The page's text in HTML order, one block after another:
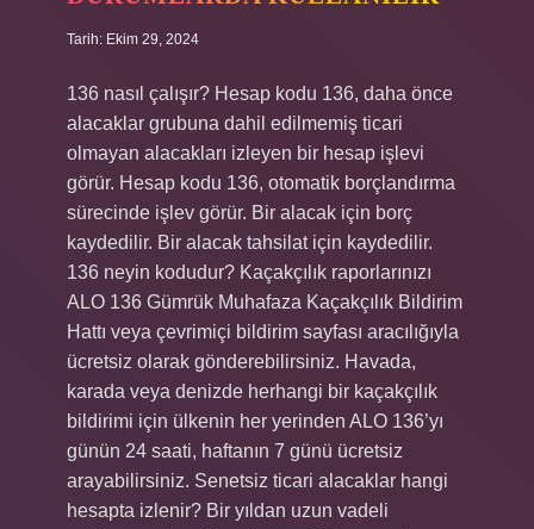
Tarih: Ekim 29, 2024
136 nasıl çalışır? Hesap kodu 136, daha önce
alacaklar grubuna dahil edilmemiş ticari
olmayan alacakları izleyen bir hesap işlevi
görür. Hesap kodu 136, otomatik borçlandırma
sürecinde işlev görür. Bir alacak için borç
kaydedilir. Bir alacak tahsilat için kaydedilir.
136 neyin kodudur? Kaçakçılık raporlarınızı
ALO 136 Gümrük Muhafaza Kaçakçılık Bildirim
Hattı veya çevrimiçi bildirim sayfası aracılığıyla
ücretsiz olarak gönderebilirsiniz. Havada,
karada veya denizde herhangi bir kaçakçılık
bildirimi için ülkenin her yerinden ALO 136’yı
günün 24 saati, haftanın 7 günü ücretsiz
arayabilirsiniz. Senetsiz ticari alacaklar hangi
hesapta izlenir? Bir yıldan uzun vadeli